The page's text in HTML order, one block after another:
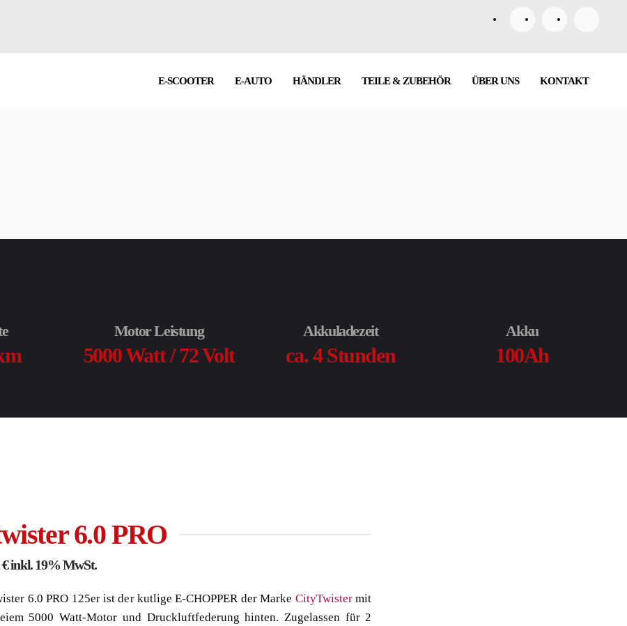
E-SCOOTER E-AUTO HÄNDLER TEILE & ZUBEHÖR ÜBER UNS KONTAKT
Motor Leistung
5000 Watt / 72 Volt
Akkuladezeit
ca. 4 Stunden
Akku
100Ah
6.0 PRO
€ inkl. 19% MwSt.
6.0 PRO 125er ist der kutlige E-CHOPPER der Marke CityTwistermit
5000 Watt-Motor und Druckluftfederung hinten. Zugelassen für 2